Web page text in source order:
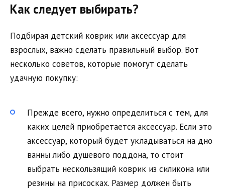
Как следует выбирать?
Подбирая детский коврик или аксессуар для
взрослых, важно сделать правильный выбор. Вот
несколько советов, которые помогут сделать
удачную покупку:
Прежде всего, нужно определиться с тем, для
каких целей приобретается аксессуар. Если это
аксессуар, который будет укладываться на дно
ванны либо душевого поддона, то стоит
выбрать нескользящий коврик из силикона или
резины на присосках. Размер должен быть